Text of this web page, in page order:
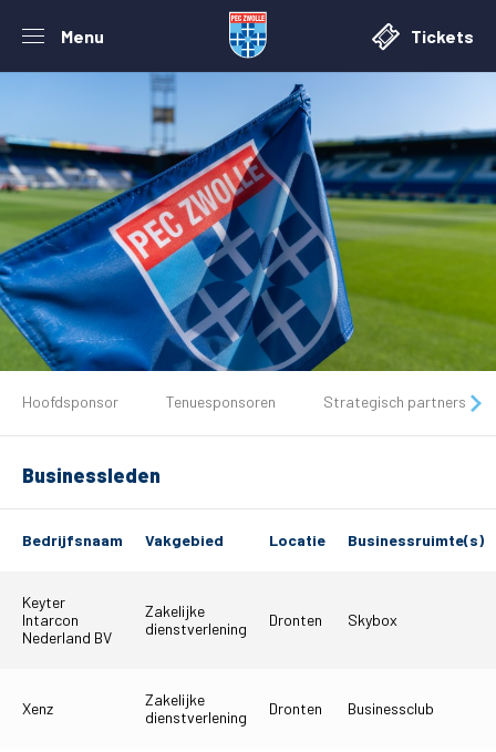
Menu Tickets
De club
Supporters
Hoofdsponsor Tenuesponsoren Strategisch partners
Businessleden
Bedrijfsnaam Vakgebied Locatie Businessruimte(s)
Keyter
Intarcon
Nederland BV
Zakelijke
dienstverlening
Dronten Skybox
Xenz
Zakelijke
dienstverlening
Dronten Businessclub